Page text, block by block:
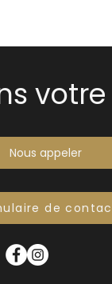
votre
Nous appeler
de